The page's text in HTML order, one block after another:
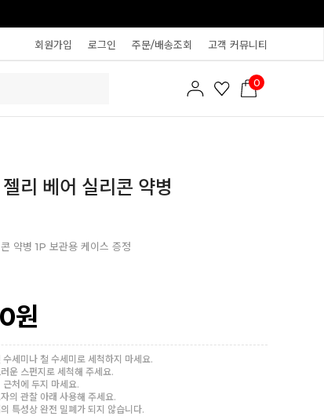
회원가입 로그인 주문/배송조회 고객 커뮤니티
0
리 베어 실리콘 약병
약병 1P 보관용 케이스 증정
원
수세미나 철 수세미로 세척하지 마세요.
운 스펀지로 세척해 주세요.
근처에 두지 마세요.
의 관찰 아래 사용해 주세요.
특성상 완전 밀폐가 되지 않습니다.